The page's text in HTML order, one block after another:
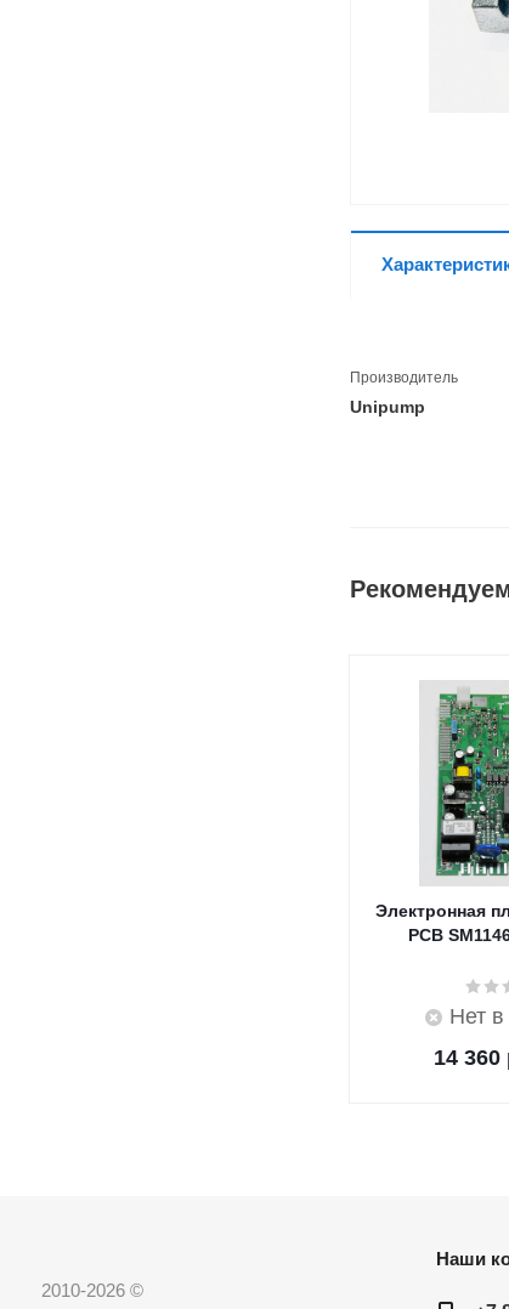
Производитель
Unipump
Электронная
PCB
Нет
14 360
2010-2026 ©
Наши